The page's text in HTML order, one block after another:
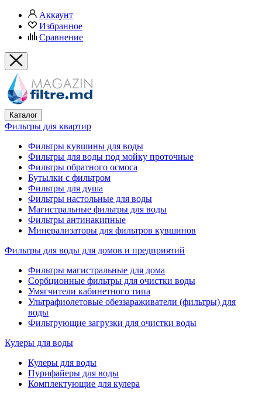
Аккаунт
Избранное
Сравнение
Каталог
Фильтры для квартир
Фильтры кувшины для воды
Фильтры для воды под мойку проточные
Фильтры обратного осмоса
Бутылки с фильтром
Фильтры для душа
Фильтры настольные для воды
Магистральные фильтры для воды
Фильтры антинакипные
Минерализаторы для фильтров кувшинов
Фильтры для воды для домов и предприятий
Фильтры магистральные для дома
Сорбционные фильтры для очистки воды
Умягчители кабинетного типа
Ультрафиолетовые обеззараживатели (фильтры) для
воды
Фильтрующие загрузки для очистки воды
Кулеры для воды
Кулеры для воды
Пурифайеры для воды
Комплектующие для кулера